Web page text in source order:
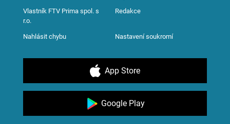
Vlastník FTV Prima spol. s
r.o.
Redakce
Nahlásit chybu Nastavení soukromí
App Store
Google Play